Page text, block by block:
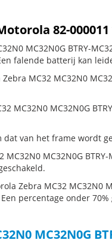
82-000011
MC32N0G BTRY-
falende batterij kan
MC32 MC32N0
MC32N0 MC32N0G
van het frame wordt
MC32N0G
Zebra MC32 MC32N0
percentage onder
MC32N0G